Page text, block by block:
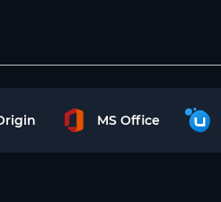
MS Office